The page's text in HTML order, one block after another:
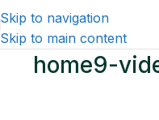
Skip to navigation
Skip to main content
home9-